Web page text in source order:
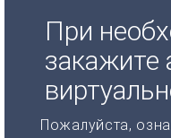
При
закажите
Пожалуйста,